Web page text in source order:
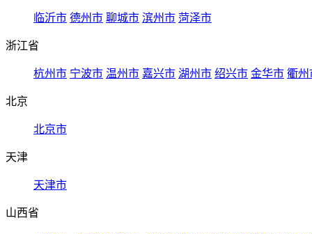
临沂市 德州市 聊城市 滨州市 菏泽市
浙江省
杭州市 宁波市 温州市 嘉兴市 湖州市 绍兴市 金华市 衢州
北京
北京市
天津
天津市
山西省